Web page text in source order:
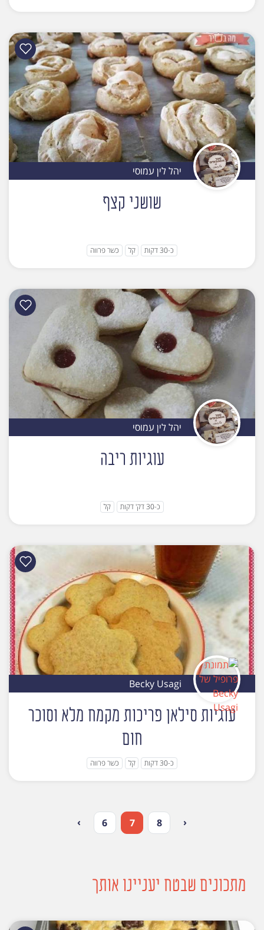
יהל לין עמוסי
שושני קצף
כ-30 דקות קל כשר פרווה
יהל לין עמוסי
עוגיות ריבה
כ-30 דק' דקות קל
Becky Usagi
עוגיות סילאן פריכות מקמח מלא וסוכר
חום
כ-30 דקות קל כשר פרווה
› 6 7 8 ‹
מתכונים שבטח יעניינו אותך